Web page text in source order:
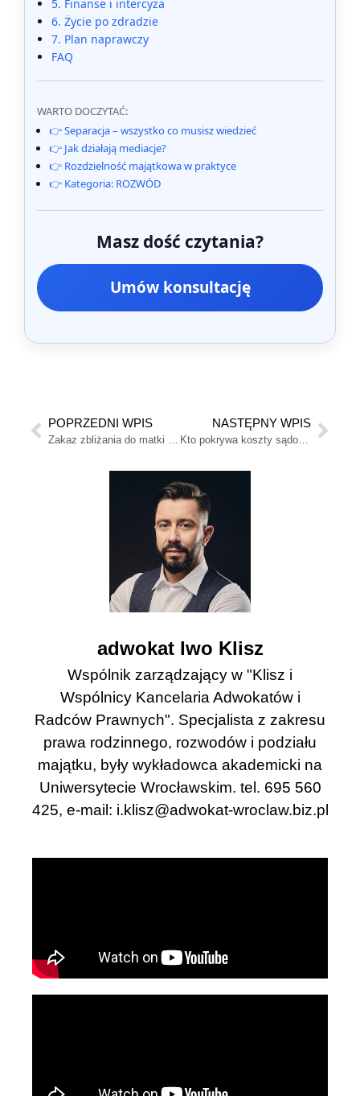
5. Finanse i intercyza
6. Życie po zdradzie
7. Plan naprawczy
FAQ
WARTO DOCZYTAĆ:
👉 Separacja – wszystko co musisz wiedzieć
👉 Jak działają mediacje?
👉 Rozdzielność majątkowa w praktyce
👉 Kategoria: ROZWÓD
Masz dość czytania?
Umów konsultację
POPRZEDNI WPIS NASTĘPNY WPIS
Kto pokrywa koszty sądowe w sprawie o alimenty?
adwokat Iwo Klisz
Wspólnik zarządzający w "Klisz i
Wspólnicy Kancelaria Adwokatów i
Radców Prawnych". Specjalista z zakresu
prawa rodzinnego, rozwodów i podziału
majątku, były wykładowca akademicki na
Uniwersytecie Wrocławskim. tel. 695 560
425, e-mail: i.klisz@adwokat-wroclaw.biz.pl